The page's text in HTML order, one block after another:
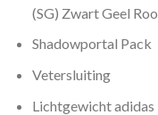
(SG) Zwart Geel
Shadowportal Pack
Vetersluiting
Lichtgewicht